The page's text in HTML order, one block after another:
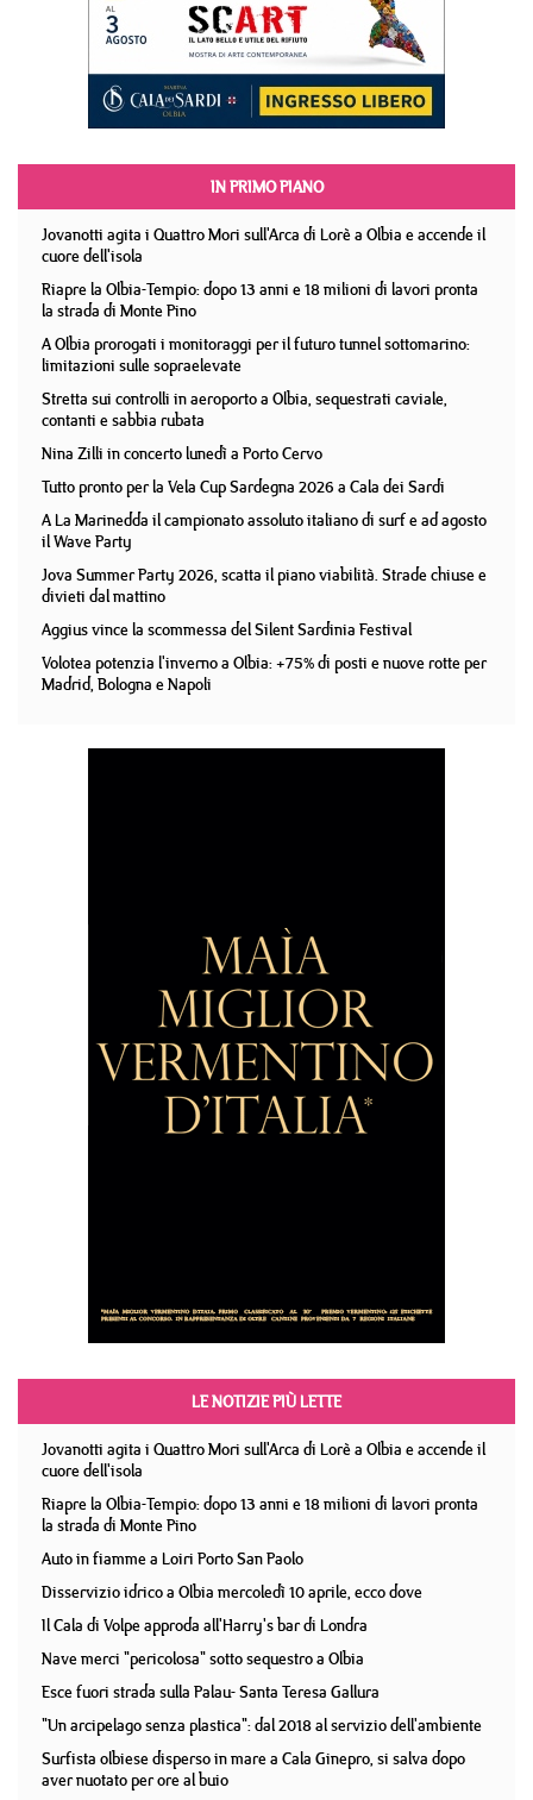
IN PRIMO PIANO
Jovanotti agita i Quattro Mori sull'Arca di Lorè a Olbia e accende il
cuore dell'isola
Riapre la Olbia-Tempio: dopo 13 anni e 18 milioni di lavori pronta
la strada di Monte Pino
A Olbia prorogati i monitoraggi per il futuro tunnel sottomarino:
limitazioni sulle sopraelevate
Stretta sui controlli in aeroporto a Olbia, sequestrati caviale,
contanti e sabbia rubata
Nina Zilli in concerto lunedì a Porto Cervo
Tutto pronto per la Vela Cup Sardegna 2026 a Cala dei Sardi
A La Marinedda il campionato assoluto italiano di surf e ad agosto
il Wave Party
Jova Summer Party 2026, scatta il piano viabilità. Strade chiuse e
divieti dal mattino
Aggius vince la scommessa del Silent Sardinia Festival
Volotea potenzia l'inverno a Olbia: +75% di posti e nuove rotte per
Madrid, Bologna e Napoli
LE NOTIZIE PIÙ LETTE
Jovanotti agita i Quattro Mori sull'Arca di Lorè a Olbia e accende il
cuore dell'isola
Riapre la Olbia-Tempio: dopo 13 anni e 18 milioni di lavori pronta
la strada di Monte Pino
Auto in fiamme a Loiri Porto San Paolo
Disservizio idrico a Olbia mercoledì 10 aprile, ecco dove
Il Cala di Volpe approda all'Harry's bar di Londra
Nave merci "pericolosa" sotto sequestro a Olbia
Esce fuori strada sulla Palau- Santa Teresa Gallura
"Un arcipelago senza plastica": dal 2018 al servizio dell'ambiente
Surfista olbiese disperso in mare a Cala Ginepro, si salva dopo
aver nuotato per ore al buio